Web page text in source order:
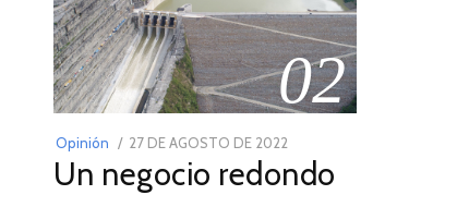
02
Opinión
POSTED
ON
27 DE AGOSTO DE 2022
DE
Un negocio redondo